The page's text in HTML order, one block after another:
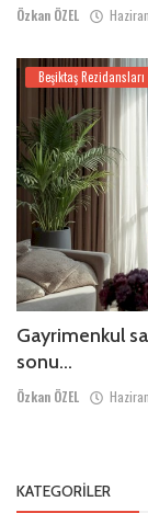
Özkan ÖZEL
Beşiktaş Rezidansları
Gayrimenkul
sonu...
Özkan ÖZEL
KATEGORILER